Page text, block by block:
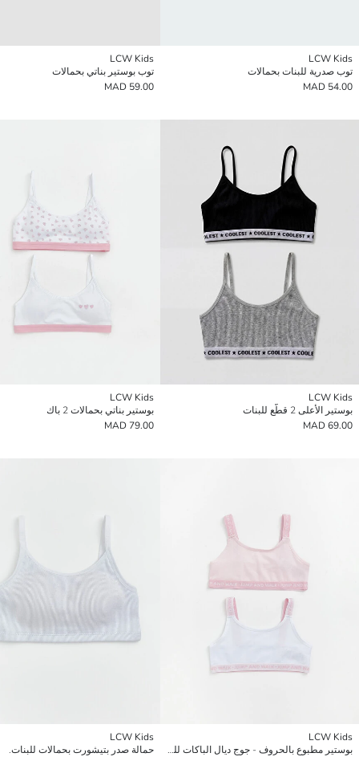
LCW Kids
توب صدرية للبنات بحمالات
54.00 MAD
LCW Kids
توب بوستير بناتي بحمالات
59.00 MAD
LCW Kids
بوستير الأعلى 2 قطّع للبنات
69.00 MAD
LCW Kids
بوستير بناتي بحمالات 2 باك
79.00 MAD
LCW Kids
بوستير مطبوع بالحروف - جوج ديال الباكات للبنات
LCW Kids
حمالة صدر بتيشورت بحمالات للبنات.